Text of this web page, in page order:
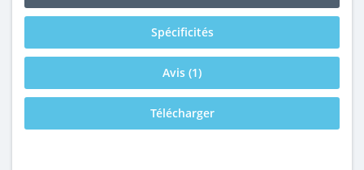
Spécificités
Avis (1)
Télécharger